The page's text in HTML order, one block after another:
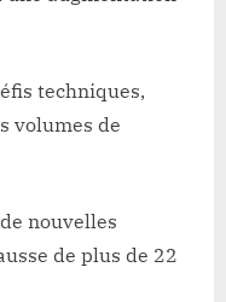
techniques,
volumes de
nouvelles
de plus de 22